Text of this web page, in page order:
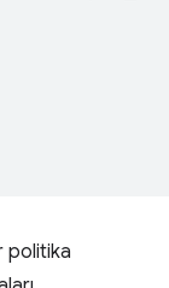
politika